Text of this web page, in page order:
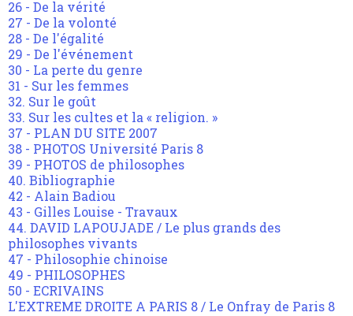
26 - De la vérité
27 - De la volonté
28 - De l'égalité
29 - De l'événement
30 - La perte du genre
31 - Sur les femmes
32. Sur le goût
33. Sur les cultes et la « religion. »
37 - PLAN DU SITE 2007
38 - PHOTOS Université Paris 8
39 - PHOTOS de philosophes
40. Bibliographie
42 - Alain Badiou
43 - Gilles Louise - Travaux
44. DAVID LAPOUJADE / Le plus grands des
philosophes vivants
47 - Philosophie chinoise
49 - PHILOSOPHES
50 - ECRIVAINS
L'EXTREME DROITE A PARIS 8 / Le Onfray de Paris 8